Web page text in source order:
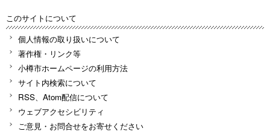
このサイトについて
個人情報の取り扱いについて
著作権・リンク等
小樽市ホームページの利用方法
サイト内検索について
RSS、Atom配信について
ウェブアクセシビリティ
ご意見・お問合せをお寄せください